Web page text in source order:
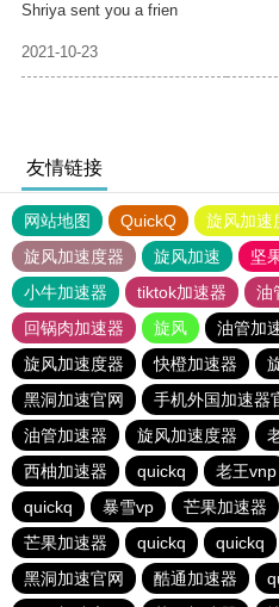
Shriya sent you a frien
2021-10-23
友情链接
网站地图 QuickQ 旋风加速
旋风加速度器
旋风加速 坚
小牛加速器
tiktok加速器 油
回锅肉加速器
旋风 油管加
旋风加速度器
快橙加速器
黑洞加速官网
手机外国加速器
油管加速器
旋风加速度器
西柚加速器
quickq 老王vnp
quickq
暴雪vp 芒果加速器
芒果加速器
quickq quickq
黑洞加速官网
酷通加速器